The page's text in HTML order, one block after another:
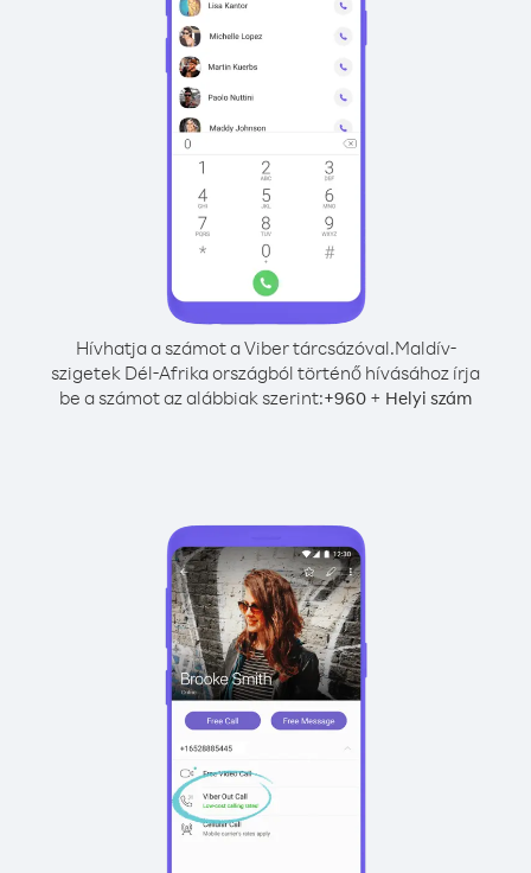
Hívhatja a számot a Viber tárcsázóval.Maldív-
szigetek Dél-Afrika országból történő hívásához írja
be a számot az alábbiak szerint:+960 + Helyi szám